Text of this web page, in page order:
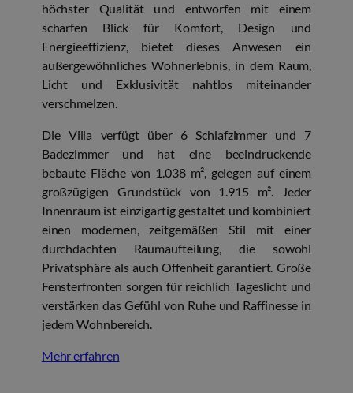
höchster Qualität und entworfen mit einem
scharfen Blick für Komfort, Design und
Energieeffizienz, bietet dieses Anwesen ein
außergewöhnliches Wohnerlebnis, in dem Raum,
Licht und Exklusivität nahtlos miteinander
verschmelzen.
Die Villa verfügt über 6 Schlafzimmer und 7
Badezimmer und hat eine beeindruckende
bebaute Fläche von 1.038 m², gelegen auf einem
großzügigen Grundstück von 1.915 m². Jeder
Innenraum ist einzigartig gestaltet und kombiniert
einen modernen, zeitgemäßen Stil mit einer
durchdachten Raumaufteilung, die sowohl
Privatsphäre als auch Offenheit garantiert. Große
Fensterfronten sorgen für reichlich Tageslicht und
verstärken das Gefühl von Ruhe und Raffinesse in
jedem Wohnbereich.
Mehr erfahren